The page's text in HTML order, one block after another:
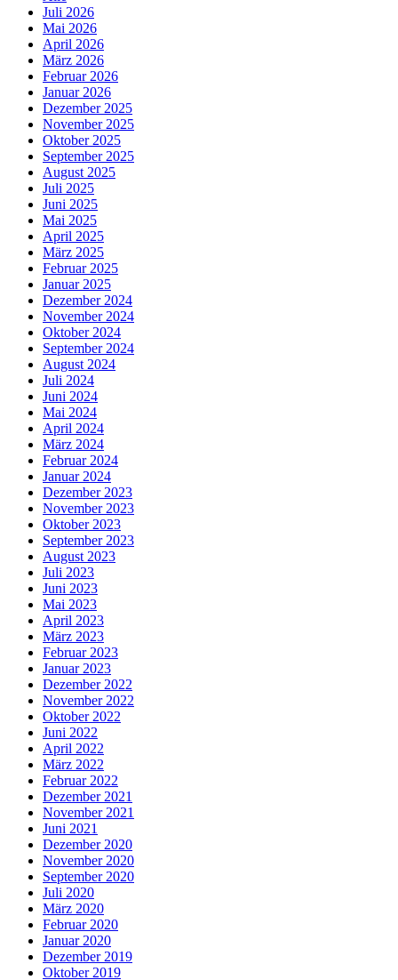
Juli 2026
Mai 2026
April 2026
März 2026
Februar 2026
Januar 2026
Dezember 2025
November 2025
Oktober 2025
September 2025
August 2025
Juli 2025
Juni 2025
Mai 2025
April 2025
März 2025
Februar 2025
Januar 2025
Dezember 2024
November 2024
Oktober 2024
September 2024
August 2024
Juli 2024
Juni 2024
Mai 2024
April 2024
März 2024
Februar 2024
Januar 2024
Dezember 2023
November 2023
Oktober 2023
September 2023
August 2023
Juli 2023
Juni 2023
Mai 2023
April 2023
März 2023
Februar 2023
Januar 2023
Dezember 2022
November 2022
Oktober 2022
Juni 2022
April 2022
März 2022
Februar 2022
Dezember 2021
November 2021
Juni 2021
Dezember 2020
November 2020
September 2020
Juli 2020
März 2020
Februar 2020
Januar 2020
Dezember 2019
Oktober 2019